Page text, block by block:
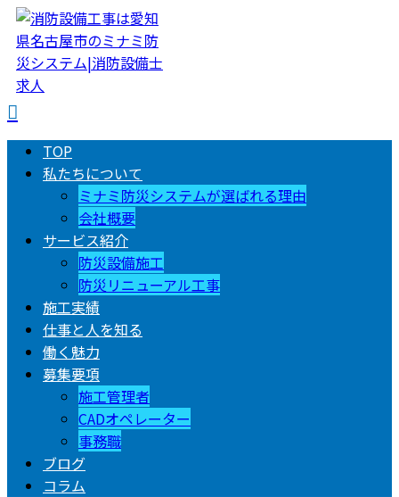
TOP
私たちについて
ミナミ防災システムが選ばれる理由
会社概要
サービス紹介
防災設備施工
防災リニューアル工事
施工実績
仕事と人を知る
働く魅力
募集要項
施工管理者
CADオペレーター
事務職
ブログ
コラム